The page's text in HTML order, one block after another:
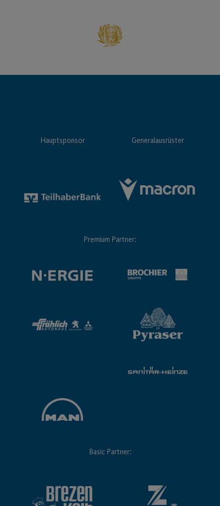
Hauptsponsor Generalausrüster
Premium Partner:
Basic Partner: